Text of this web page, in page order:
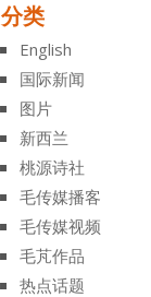
分类
English
国际新闻
图片
新西兰
桃源诗社
毛传媒播客
毛传媒视频
毛芃作品
热点话题